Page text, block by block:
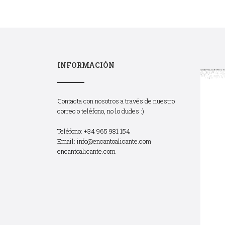
INFORMACIÓN
Contacta con nosotros a través de nuestro
correo o teléfono, no lo dudes :)
Teléfono: +34 965 981 154
Email: info@encantoalicante.com
encantoalicante.com